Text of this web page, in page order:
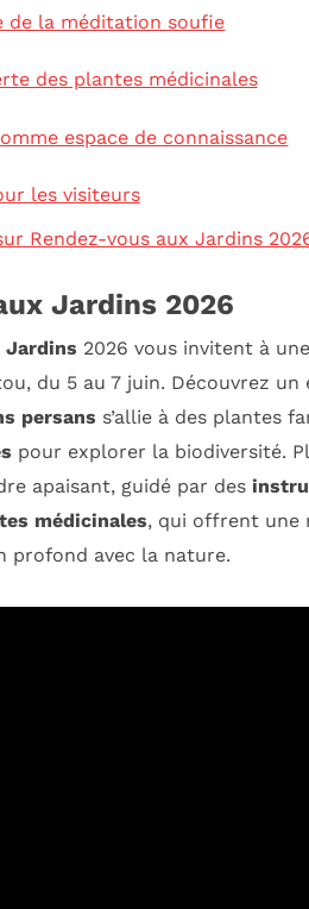
de la méditation soufie
des plantes médicinales
espace de connaissance
les visiteurs
Rendez-vous aux Jardins
Jardins 2026
Jardins 2026 vous invitent à
du 5 au 7 juin. Découvrez
persans s’allie à des plantes
pour explorer la biodiversité.
apaisant, guidé par des
médicinales, qui offrent une
profond avec la nature.